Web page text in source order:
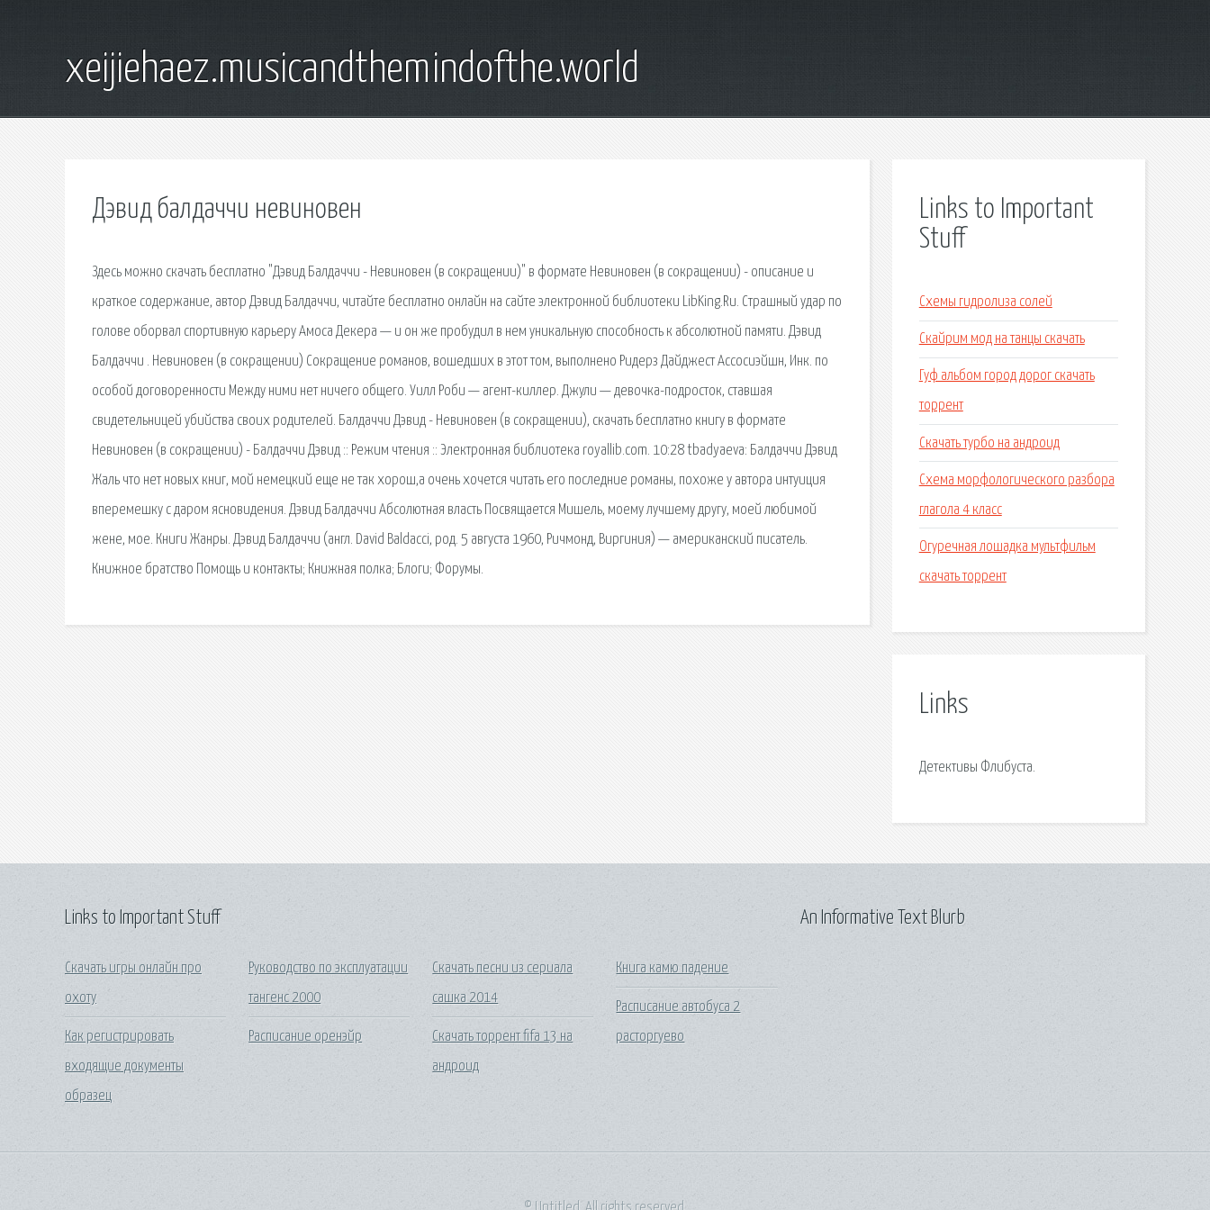
xeijiehaez.musicandthemindofthe.world
Дэвид балдаччи невиновен
Здесь можно скачать бесплатно "Дэвид Балдаччи - Невиновен (в сокращении)" в формате Невиновен (в сокращении) - описание и
краткое содержание, автор Дэвид Балдаччи, читайте бесплатно онлайн на сайте электронной библиотеки LibKing.Ru. Страшный удар по
голове оборвал спортивную карьеру Амоса Декера — и он же пробудил в нем уникальную способность к абсолютной памяти. Дэвид
Балдаччи . Невиновен (в сокращении) Сокращение романов, вошедших в этот том, выполнено Ридерз Дайджест Ассосиэйшн, Инк. по
особой договоренности Между ними нет ничего общего. Уилл Роби — агент-киллер. Джули — девочка-подросток, ставшая
свидетельницей убийства своих родителей. Балдаччи Дэвид - Невиновен (в сокращении), скачать бесплатно книгу в формате
Невиновен (в сокращении) - Балдаччи Дэвид :: Режим чтения :: Электронная библиотека royallib.com. 10:28 tbadyaeva: Балдаччи Дэвид
Жаль что нет новых книг, мой немецкий еще не так хорош,а очень хочется читать его последние романы, похоже у автора интуиция
вперемешку с даром ясновидения. Дэвид Балдаччи Абсолютная власть Посвящается Мишель, моему лучшему другу, моей любимой
жене, мое. Книги Жанры. Дэвид Балдаччи (англ. David Baldacci, род. 5 августа 1960, Ричмонд, Виргиния) — американский писатель.
Книжное братство Помощь и контакты; Книжная полка; Блоги; Форумы.
Links to Important
Stuff
Схемы гидролиза солей
Скайрим мод на танцы скачать
Гуф альбом город дорог скачать
торрент
Скачать турбо на андроид
Схема морфологического разбора
глагола 4 класс
Огуречная лошадка мультфильм
скачать торрент
Links
Детективы Флибуста.
Links to Important Stuff
Скачать игры онлайн про
охоту
Как регистрировать
входящие документы
образец
Руководство по эксплуатации
тангенс 2000
Расписание оренэйр
Скачать песни из сериала
сашка 2014
Скачать торрент fifa 13 на
андроид
Книга камю падение
Расписание автобуса 2
расторгуево
An Informative Text Blurb